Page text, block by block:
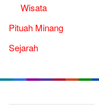
Wisata
Pituah Minang
Sejarah